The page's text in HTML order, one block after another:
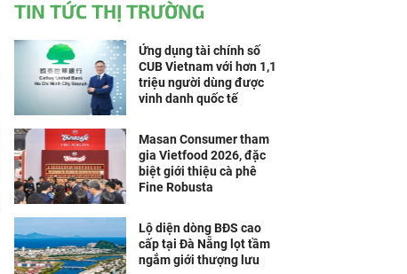
TIN TỨC THỊ TRƯỜNG
Ứng dụng tài chính số
CUB Vietnam với hơn 1,1
triệu người dùng được
vinh danh quốc tế
Masan Consumer tham
gia Vietfood 2026, đặc
biệt giới thiệu cà phê
Fine Robusta
Lộ diện dòng BĐS cao
cấp tại Đà Nẵng lọt tầm
ngắm giới thượng lưu